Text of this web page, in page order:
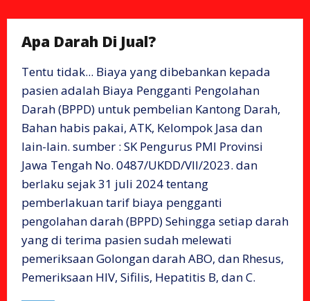
Apa Darah Di Jual?
Tentu tidak... Biaya yang dibebankan kepada
pasien adalah Biaya Pengganti Pengolahan
Darah (BPPD) untuk pembelian Kantong Darah,
Bahan habis pakai, ATK, Kelompok Jasa dan
lain-lain. sumber : SK Pengurus PMI Provinsi
Jawa Tengah No. 0487/UKDD/VII/2023. dan
berlaku sejak 31 juli 2024 tentang
pemberlakuan tarif biaya pengganti
pengolahan darah (BPPD) Sehingga setiap darah
yang di terima pasien sudah melewati
pemeriksaan Golongan darah ABO, dan Rhesus,
Pemeriksaan HIV, Sifilis, Hepatitis B, dan C.